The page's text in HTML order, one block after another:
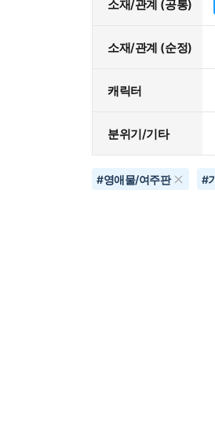
소재/관계 (공통)
소재/관계 (순정)
캐릭터
분위기/기타
#영애물/여주판 #